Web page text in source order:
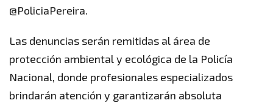
@PoliciaPereira.
Las denuncias serán remitidas al área de
protección ambiental y ecológica de la Policía
Nacional, donde profesionales especializados
brindarán atención y garantizarán absoluta